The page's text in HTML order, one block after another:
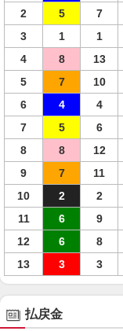
2
5 7
3
1 1
4
8 13
5
7 10
6
4 4
7
5 6
8
8 12
9
7 11
10
2 2
11
6 9
12
6 8
13
3 3
払戻金